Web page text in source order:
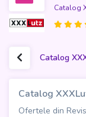
Catalog
Catalog
Catalog
Ofertele din